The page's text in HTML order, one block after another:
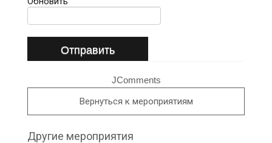
Отправить
JComments
Вернуться к мероприятиям
Другие мероприятия